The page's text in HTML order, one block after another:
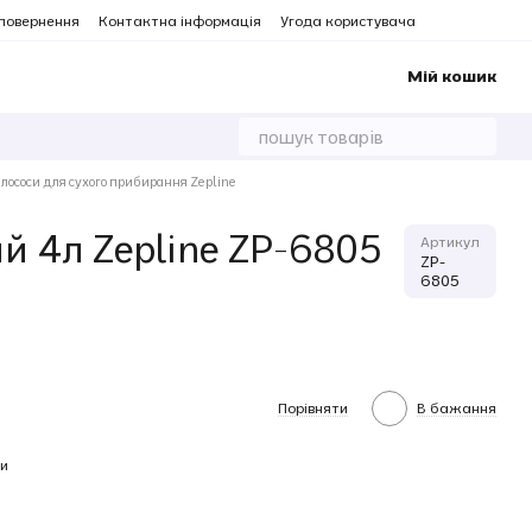
Контактна інформація Угода користувача
Мій кошик
для сухого прибирання Zepline
4л Zepline ZP-6805
Артикул
ZP-
6805
Порівняти В бажання